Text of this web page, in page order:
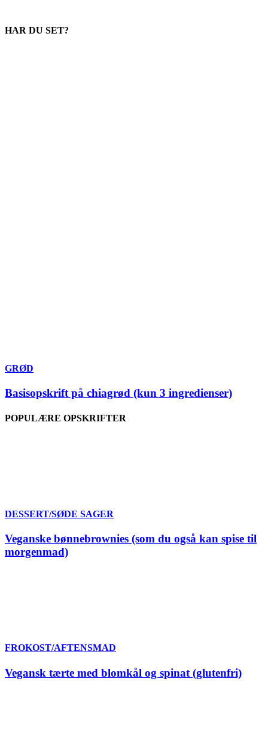
HAR DU SET?
GRØD
Basisopskrift på chiagrød (kun 3 ingredienser)
POPULÆRE OPSKRIFTER
DESSERT/SØDE SAGER
Veganske bønnebrownies (som du også kan spise til
morgenmad)
FROKOST/AFTENSMAD
Vegansk tærte med blomkål og spinat (glutenfri)